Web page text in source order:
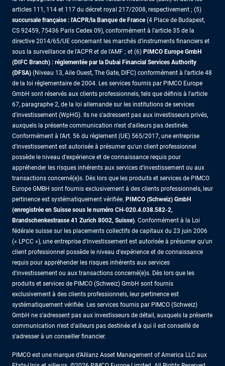
articles 111, 114 et 117 du décret royal 217/2008, respectivement ; (5)
succursale française : l'ACPR/la Banque de France(4 Place de Budapest,
CS 92459, 75436 Paris Cedex 09), conformément à l'article 35 de la
directive 2014/65/UE concernant les marchés d'instruments financiers et
sous la surveillance de l'ACPR et de l'AMF ; et (6) PIMCO Europe GmbH
(DIFC Branch) : réglementée par la Dubai Financial Services Authority
(DFSA) (Niveau 13, Aile Ouest, The Gate, DIFC) conformément à l’article 48
de la loi réglementaire de 2004. Les services fournis par PIMCO Europe
GmbH sont réservés aux clients professionnels, tels que définis à l'article
67, paragraphe 2, de la loi allemande sur les institutions de services
d'investissement (WpHG). Ils ne s'adressent pas aux investisseurs privés,
auxquels la présente communication n'est d'ailleurs pas destinée.
Conformément à l’Art. 56 du règlement (UE) 565/2017, une entreprise
d'investissement est autorisée à présumer qu'un client professionnel
possède le niveau d'expérience et de connaissance requis pour
appréhender les risques inhérents aux services d'investissement ou aux
transactions concerné(e)s. Dès lors que les produits et services de PIMCO
Europe GMBH sont fournis exclusivement à des clients professionnels, leur
pertinence est systématiquement vérifiée. PIMCO (Schweiz) GmbH
(enregistrée en Suisse sous le numéro CH-020.4.038.582-2,
Brandschenkestrasse 41 Zurich 8002, Suisse). Conformément à la Loi
fédérale suisse sur les placements collectifs de capitaux du 23 juin 2006
(« LPCC »), une entreprise d'investissement est autorisée à présumer qu'un
client professionnel possède le niveau d'expérience et de connaissance
requis pour appréhender les risques inhérents aux services
d'investissement ou aux transactions concerné(e)s. Dès lors que les
produits et services de PIMCO (Schweiz) GmbH sont fournis
exclusivement à des clients professionnels, leur pertinence est
systématiquement vérifiée. Les services fournis par PIMCO (Schweiz)
GmbH ne s'adressent pas aux investisseurs de détail, auxquels la présente
communication n'est d'ailleurs pas destinée et à qui il est conseillé de
s'adresser à un conseiller financier.
PIMCO est une marque d’Allianz Asset Management of America LLC aux